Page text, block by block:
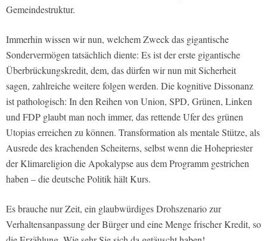
Gemeindestruktur.
Immerhin wissen wir nun, welchem Zweck das gigantische
Sondervermögen tatsächlich diente: Es ist der erste gigantische
Überbrückungskredit, dem, das dürfen wir nun mit Sicherheit
sagen, zahlreiche weitere folgen werden. Die kognitive Dissonanz
ist pathologisch: In den Reihen von Union, SPD, Grünen, Linken
und FDP glaubt man noch immer, das rettende Ufer des grünen
Utopias erreichen zu können. Transformation als mentale Stütze, als
Ausrede des krachenden Scheiterns, selbst wenn die Hohepriester
der Klimareligion die Apokalypse aus dem Programm gestrichen
haben – die deutsche Politik hält Kurs.
Es brauche nur Zeit, ein glaubwürdiges Drohszenario zur
Verhaltensanpassung der Bürger und eine Menge frischer Kredit, so